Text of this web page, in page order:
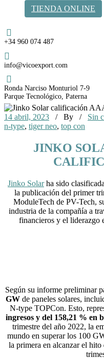
TIENDA ONLINE
Teléfono
+34 960 074 487
Email
info@vicoexport.com
Dirección
Ronda Narciso Monturiol 7-9
Parque Tecnológico, Paterna
14 abril, 2023 / By / Sin
n-type, tiger neo, top con
JINKO
Jinko Solarha sido
la publicación del primer
ModuleTech de PV-Tech,
industria de la compañía a
financieros y el liderazgo
Según su informe preliminar
GW de paneles solares,
N-type TOPCon. Esto,
ingresos y del 158,21 % en
trimestre del año 2022, la
mundo en superar los 100
la primera en alcanzar el